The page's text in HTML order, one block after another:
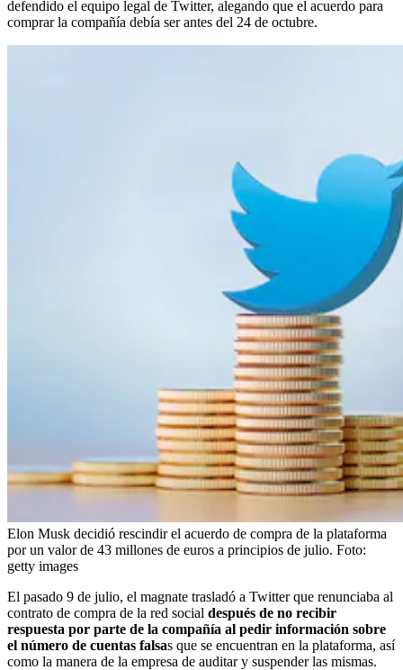
defendido el equipo legal de Twitter, alegando que el acuerdo para
comprar la compañía debía ser antes del 24 de octubre.
Elon Musk decidió rescindir el acuerdo de compra de la plataforma
por un valor de 43 millones de euros a principios de julio. Foto:
getty images
El pasado 9 de julio, el magnate trasladó a Twitter que renunciaba al
contrato de compra de la red social después de no recibir
respuesta por parte de la compañía al pedir información sobre
el número de cuentas falsas que se encuentran en la plataforma, así
como la manera de la empresa de auditar y suspender las mismas.